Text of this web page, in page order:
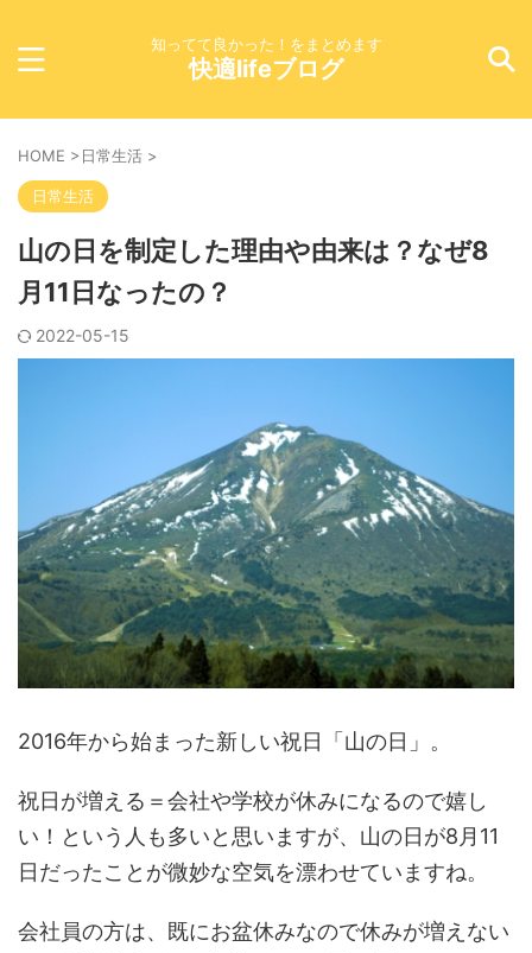
知ってて良かった！をまとめます
快適lifeブログ
HOME >日常生活 >
日常生活
山の日を制定した理由や由来は？なぜ8
月11日なったの？
2022-05-15
2016年から始まった新しい祝日「山の日」。
祝日が増える＝会社や学校が休みになるので嬉し
い！という人も多いと思いますが、山の日が8月11
日だったことが微妙な空気を漂わせていますね。
会社員の方は、既にお盆休みなので休みが増えない